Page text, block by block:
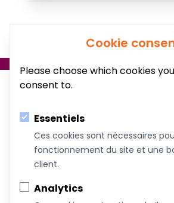
Au service du bien-être de
Coachs &
Intervenants
ateliers et
Cookie
Please choose which cookies
consent to.
Essentiels
Ces cookies sont nécessaires
fonctionnement du site et une
client.
Analytics